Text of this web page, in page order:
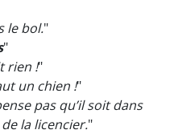
le bol."
"
rien !"
un chien !"
pas qu’il soit dans
la licencier."